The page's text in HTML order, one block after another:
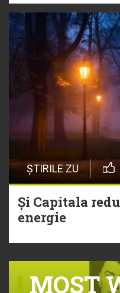
ȘTIRILE ZU
Și Capitala
energie
MOST